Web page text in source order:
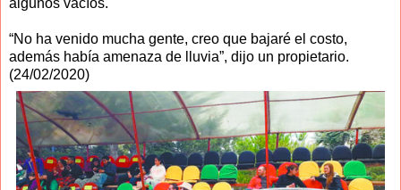
“No ha venido mucha gente, creo que bajaré el costo,
además había amenaza de lluvia”, dijo un propietario.
(24/02/2020)